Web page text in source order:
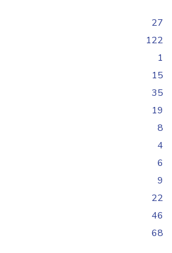
27
122
1
15
35
19
8
4
6
9
22
46
68